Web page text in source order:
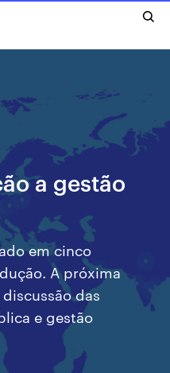
a gestão
em cinco
A próxima
das
e gestão